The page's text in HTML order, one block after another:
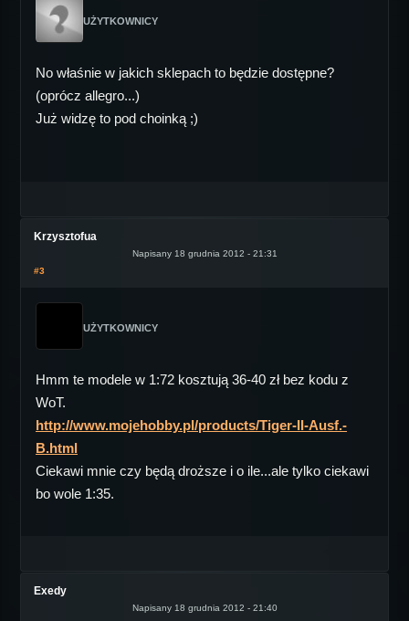
UŻYTKOWNICY
No właśnie w jakich sklepach to będzie dostępne?
(oprócz allegro...)
Już widzę to pod choinką ;)
Krzysztofua
Napisany 18 grudnia 2012 - 21:31
#3
UŻYTKOWNICY
Hmm te modele w 1:72 kosztują 36-40 zł bez kodu z
WoT.
http://www.mojehobby.pl/products/Tiger-II-Ausf.-
B.html
Ciekawi mnie czy będą droższe i o ile...ale tylko ciekawi
bo wole 1:35.
Exedy
Napisany 18 grudnia 2012 - 21:40